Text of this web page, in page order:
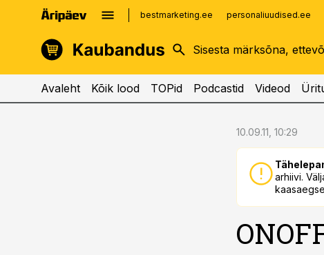
bestmarketing.ee personaliuudised.ee
kinnisvarauudised.ee
logistikauudised.ee
imelineajalugu.ee
Avaleht Kõik lood TOPid Podcastid Videod
10.09.11, 10:29
arhiivi.